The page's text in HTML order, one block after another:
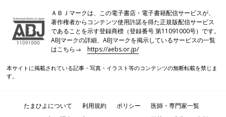
ＡＢＪマークは、この電子書店・電子書籍配信サービスが、
著作権者からコンテンツ使用許諾を得た正規版配信サービス
であることを示す登録商標（登録番号 第11091000号）です。
ABJマークの詳細、ABJマークを掲示しているサービスの一覧
はこちら→https://aebs.or.jp/
本サイトに掲載されている記事・写真・イラスト等のコンテンツの無断転載を禁じま
す。
たまひよについて 利用規約 ポリシー
医師・専門家一覧